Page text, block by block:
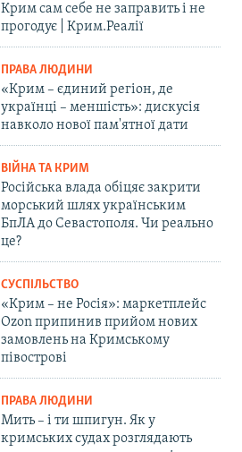
Крим сам себе не заправить і не
прогодує | Крим.Реалії
ПРАВА ЛЮДИНИ
«Крим – єдиний регіон, де
українці – меншість»: дискусія
навколо нової пам'ятної дати
ВІЙНА ТА КРИМ
Російська влада обіцяє закрити
морський шлях українським
БпЛА до Севастополя. Чи реально
це?
СУСПІЛЬСТВО
«Крим – не Росія»: маркетплейс
Ozon припинив прийом нових
замовлень на Кримському
півострові
ПРАВА ЛЮДИНИ
Мить – і ти шпигун. Як у
кримських судах розглядають